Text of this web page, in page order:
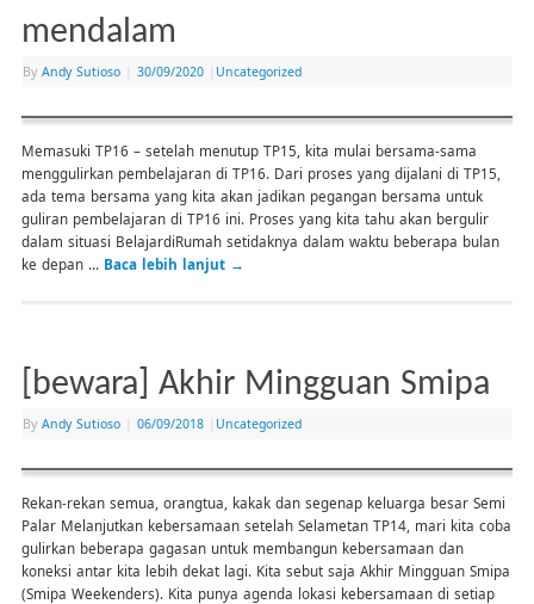
mendalam
By Andy Sutioso 30/09/2020 Uncategorized
Memasuki TP16 – setelah menutup TP15, kita mulai bersama-sama
menggulirkan pembelajaran di TP16. Dari proses yang dijalani di TP15,
ada tema bersama yang kita akan jadikan pegangan bersama untuk
guliran pembelajaran di TP16 ini. Proses yang kita tahu akan bergulir
dalam situasi BelajardiRumah setidaknya dalam waktu beberapa bulan
ke depan … Baca lebih lanjut →
[bewara] Akhir Mingguan Smipa
By Andy Sutioso 06/09/2018 Uncategorized
Rekan-rekan semua, orangtua, kakak dan segenap keluarga besar Semi
Palar Melanjutkan kebersamaan setelah Selametan TP14, mari kita coba
gulirkan beberapa gagasan untuk membangun kebersamaan dan
koneksi antar kita lebih dekat lagi. Kita sebut saja Akhir Mingguan Smipa
(Smipa Weekenders). Kita punya agenda lokasi kebersamaan di setiap